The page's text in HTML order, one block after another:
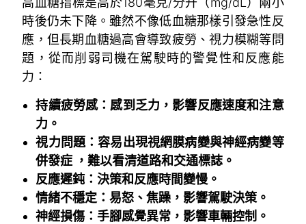
時後仍未下降。雖然不像低血糖那樣引發急性反
應，但長期血糖過高會導致疲勞、視力模糊等問
題，從而削弱司機在駕駛時的警覺性和反應能
力：
持續疲勞感：感到乏力，影響反應速度和注意
力。
視力問題：容易出現視網膜病變與神經病變等
併發症 ，難以看清道路和交通標誌。
反應遲鈍：決策和反應時間變慢。
情緒不穩定：易怒、焦躁，影響駕駛決策。
神經損傷：手腳感覺異常，影響車輛控制。